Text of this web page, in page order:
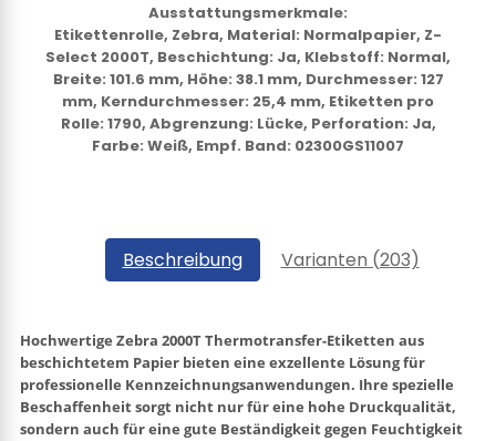
Ausstattungsmerkmale:
Etikettenrolle, Zebra, Material: Normalpapier, Z-
Select 2000T, Beschichtung: Ja, Klebstoff: Normal,
Breite: 101.6 mm, Höhe: 38.1 mm, Durchmesser: 127
mm, Kerndurchmesser: 25,4 mm, Etiketten pro
Rolle: 1790, Abgrenzung: Lücke, Perforation: Ja,
Farbe: Weiß, Empf. Band: 02300GS11007
Beschreibung Varianten (203)
Hochwertige Zebra 2000TThermotransfer-Etiketten aus
beschichtetem Papier bieten eine exzellente Lösung für
professionelle Kennzeichnungsanwendungen. Ihre spezielle
Beschaffenheit sorgt nicht nur für eine hohe Druckqualität,
sondern auch für eine gute Beständigkeit gegen Feuchtigkeit